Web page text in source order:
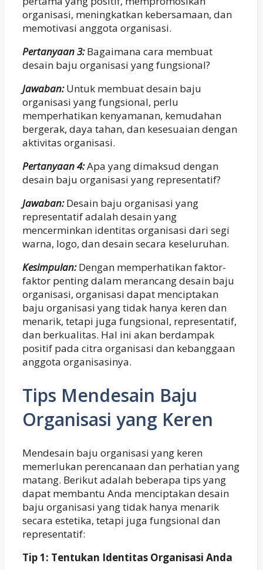
organisasi, meningkatkan kebersamaan, dan
memotivasi anggota organisasi.
Pertanyaan 3:Bagaimana cara membuat
desain baju organisasi yang fungsional?
Jawaban:Untuk membuat desain baju
organisasi yang fungsional, perlu
memperhatikan kenyamanan, kemudahan
bergerak, daya tahan, dan kesesuaian dengan
aktivitas organisasi.
Pertanyaan 4:Apa yang dimaksud dengan
desain baju organisasi yang representatif?
Jawaban:Desain baju organisasi yang
representatif adalah desain yang
mencerminkan identitas organisasi dari segi
warna, logo, dan desain secara keseluruhan.
Kesimpulan:Dengan memperhatikan faktor-
faktor penting dalam merancang desain baju
organisasi, organisasi dapat menciptakan
baju organisasi yang tidak hanya keren dan
menarik, tetapi juga fungsional, representatif,
dan berkualitas. Hal ini akan berdampak
positif pada citra organisasi dan kebanggaan
anggota organisasinya.
Tips Mendesain Baju
Organisasi yang Keren
Mendesain baju organisasi yang keren
memerlukan perencanaan dan perhatian yang
matang. Berikut adalah beberapa tips yang
dapat membantu Anda menciptakan desain
baju organisasi yang tidak hanya menarik
secara estetika, tetapi juga fungsional dan
representatif:
Tip 1: Tentukan Identitas Organisasi Anda